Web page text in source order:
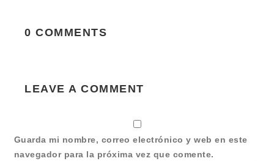
0 COMMENTS
LEAVE A COMMENT
Guarda mi nombre, correo electrónico y web en este
navegador para la próxima vez que comente.